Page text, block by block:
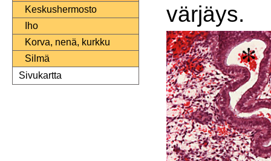
Keskushermosto
Iho
Korva, nenä, kurkku
Silmä
Sivukartta
värjäys.